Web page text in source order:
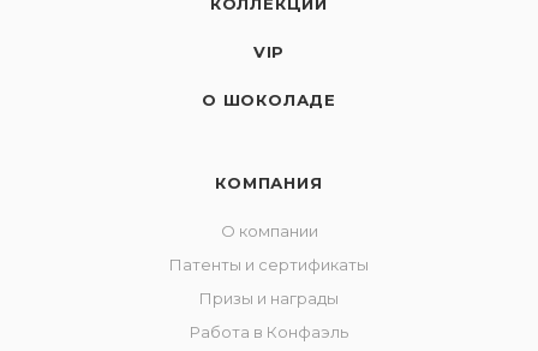
VIP
О ШОКОЛАДЕ
КОМПАНИЯ
О компании
Патенты и сертификаты
Призы и награды
Работа в Конфаэль